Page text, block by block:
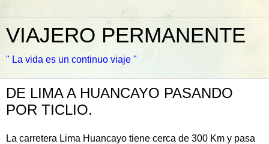
VIAJERO PERMANENTE
" La vida es un continuo viaje "
DE LIMA A HUANCAYO PASANDO
POR TICLIO.
La carretera Lima Huancayo tiene cerca de 300 Km y pasa